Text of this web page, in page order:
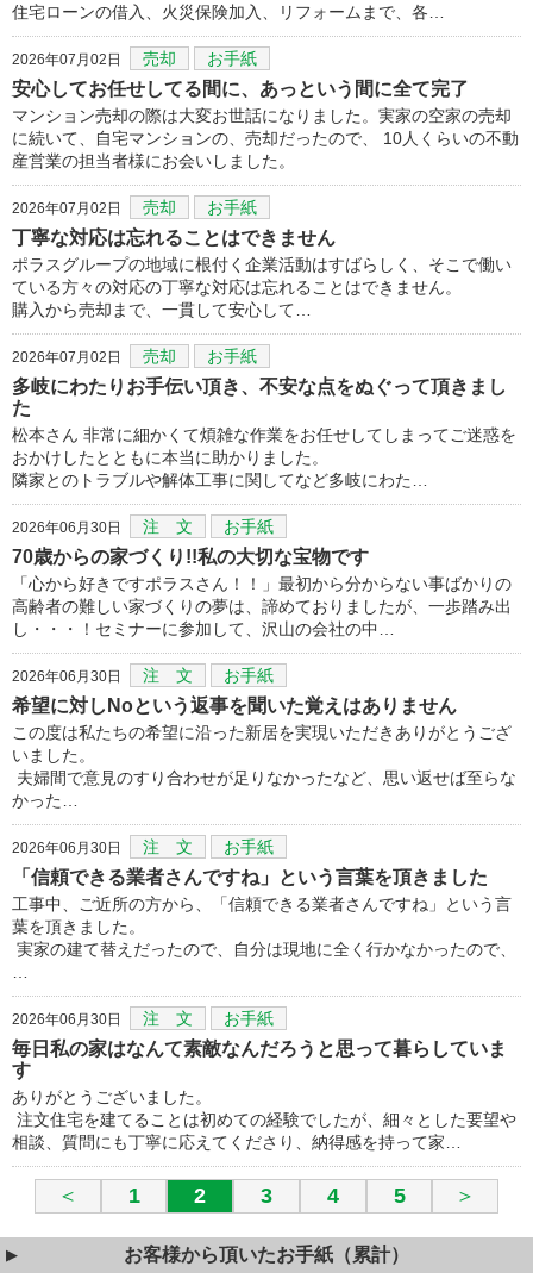
住宅ローンの借入、火災保険加入、リフォームまで、各…
2026年07月02日 売却 お手紙
安心してお任せしてる間に、あっという間に全て完了
マンション売却の際は大変お世話になりました。実家の空家の売却
に続いて、自宅マンションの、売却だったので、 10人くらいの不動
産営業の担当者様にお会いしました。
2026年07月02日 売却 お手紙
丁寧な対応は忘れることはできません
ポラスグループの地域に根付く企業活動はすばらしく、そこで働い
ている方々の対応の丁寧な対応は忘れることはできません。
購入から売却まで、一貫して安心して…
2026年07月02日 売却 お手紙
多岐にわたりお手伝い頂き、不安な点をぬぐって頂きまし
た
松本さん 非常に細かくて煩雑な作業をお任せしてしまってご迷惑を
おかけしたとともに本当に助かりました。
隣家とのトラブルや解体工事に関してなど多岐にわた…
2026年06月30日 注 文 お手紙
70歳からの家づくり!!私の大切な宝物です
「心から好きですポラスさん！！」最初から分からない事ばかりの
高齢者の難しい家づくりの夢は、諦めておりましたが、一歩踏み出
し・・・！セミナーに参加して、沢山の会社の中…
2026年06月30日 注 文 お手紙
希望に対しNoという返事を聞いた覚えはありません
この度は私たちの希望に沿った新居を実現いただきありがとうござ
いました。
夫婦間で意見のすり合わせが足りなかったなど、思い返せば至らな
かった…
2026年06月30日 注 文 お手紙
「信頼できる業者さんですね」という言葉を頂きました
工事中、ご近所の方から、「信頼できる業者さんですね」という言
葉を頂きました。
実家の建て替えだったので、自分は現地に全く行かなかったので、
2026年06月30日 注 文 お手紙
毎日私の家はなんて素敵なんだろうと思って暮らしていま
す
ありがとうございました。
注文住宅を建てることは初めての経験でしたが、細々とした要望や
相談、質問にも丁寧に応えてくださり、納得感を持って家…
＜ 1 2 3 4 5 ＞
お客様から頂いたお手紙（累計）